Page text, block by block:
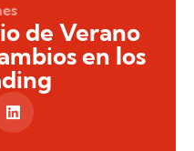
de Verano
en los